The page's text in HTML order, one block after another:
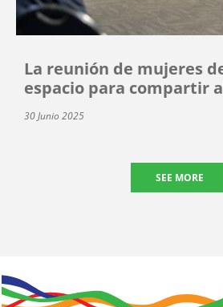
La reunión de mujeres
espacio para compartir
30 Junio 2025
SEE MORE